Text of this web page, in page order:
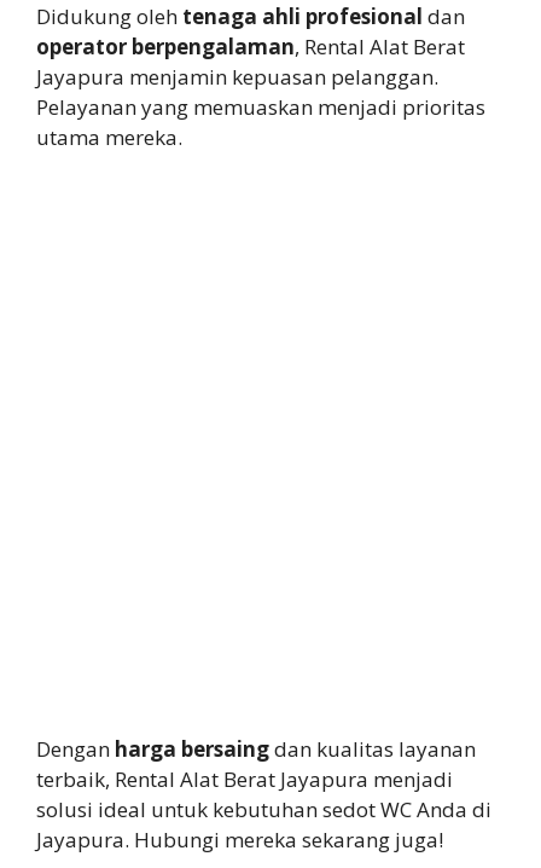
Didukung oleh tenaga ahli profesional dan
operator berpengalaman, Rental Alat Berat
Jayapura menjamin kepuasan pelanggan.
Pelayanan yang memuaskan menjadi prioritas
utama mereka.
Dengan harga bersaingdan kualitas layanan
terbaik, Rental Alat Berat Jayapura menjadi
solusi ideal untuk kebutuhan sedot WC Anda di
Jayapura. Hubungi mereka sekarang juga!